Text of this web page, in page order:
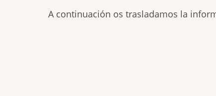
A continuación os trasladamos la